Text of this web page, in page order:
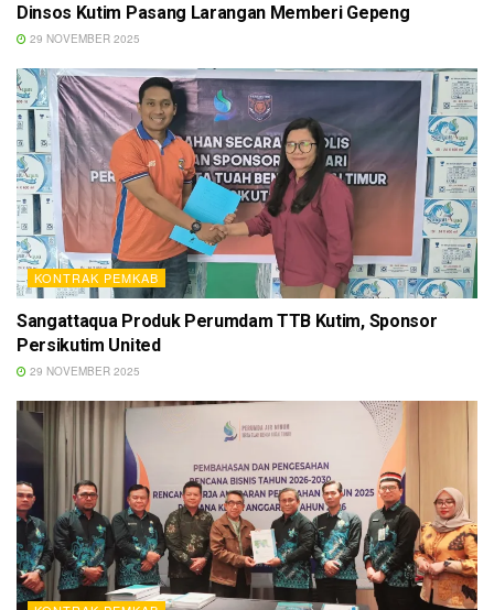
Dinsos Kutim Pasang Larangan Memberi Gepeng
29 NOVEMBER 2025
KONTRAK PEMKAB
Sangattaqua Produk Perumdam TTB Kutim, Sponsor
Persikutim United
29 NOVEMBER 2025